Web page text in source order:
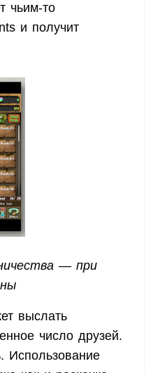
чьим-то
и получит
— при
выслать
число друзей.
Использование